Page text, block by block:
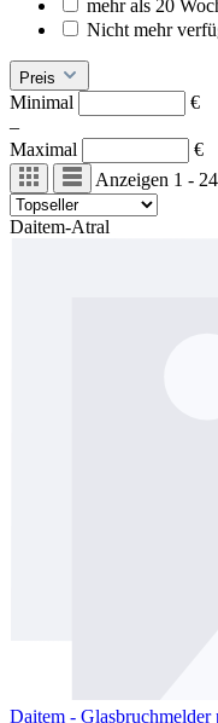
mehr als 20
Nicht mehr
Preis
Minimal
€
–
Maximal
€
Anzeigen 1 - 24
Daitem-Atral
Daitem -